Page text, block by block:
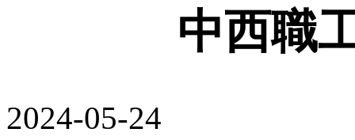
中西職
2024-05-24